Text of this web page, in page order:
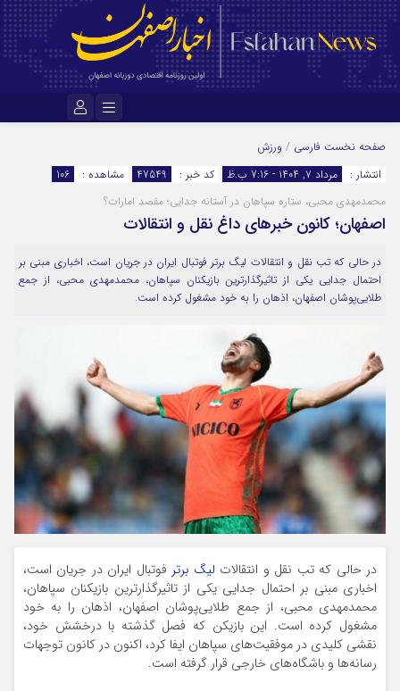
رمز عبور
مرا به خاطر بسپار
صفحه نخست فارسی / ورزش
انتشار :
مرداد ۷, ۱۴۰۴ - 7:16 ب.ظ کد خبر : 47549 مشاهده :
106
محمدمهدی محبی، ستاره سپاهان در آستانه جدایی؛ مقصد امارات؟
اصفهان؛ کانون خبرهای داغ نقل و انتقالات
در حالی که تب نقل و انتقالات لیگ برتر فوتبال ایران در جریان است، اخباری مبنی بر
احتمال جدایی یکی از تاثیرگذارترین بازیکنان سپاهان، محمدمهدی محبی، از جمع
طلایی‌پوشان اصفهان، اذهان را به خود مشغول کرده است.
در حالی که تب نقل و انتقالات لیگ برتر فوتبال ایران در جریان است،
اخباری مبنی بر احتمال جدایی یکی از تاثیرگذارترین بازیکنان سپاهان،
محمدمهدی محبی، از جمع طلایی‌پوشان اصفهان، اذهان را به خود
مشغول کرده است. این بازیکن که فصل گذشته با درخشش خود،
نقشی کلیدی در موفقیت‌های سپاهان ایفا کرد، اکنون در کانون توجهات
رسانه‌ها و باشگاه‌های خارجی قرار گرفته است.